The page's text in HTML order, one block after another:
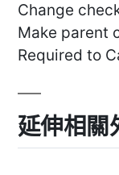
Change
Make parent
Required to
延伸相關